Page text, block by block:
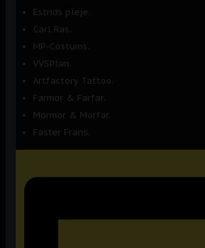
Estrids pleje.
Carl Ras.
MP-Costums.
VVSPlan.
Artfactory Tattoo.
Farmor & Farfar.
Mormor & Morfar.
Faster Frans.